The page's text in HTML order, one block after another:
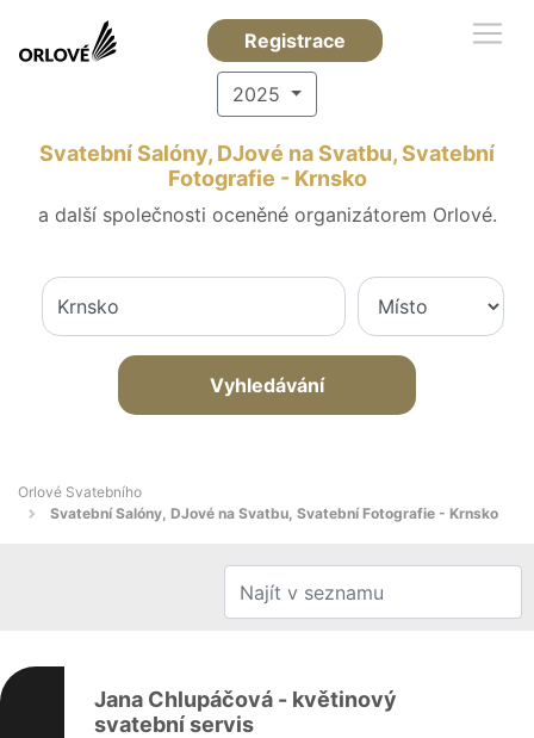
Registrace
2025
Svatební Salóny, DJové na Svatbu, Svatební
Fotografie - Krnsko
a další společnosti oceněné organizátorem Orlové.
Vyhledávání
Orlové Svatebního
Svatební Salóny, DJové na Svatbu, Svatební Fotografie - Krnsko
Jana Chlupáčová - květinový
svatební servis